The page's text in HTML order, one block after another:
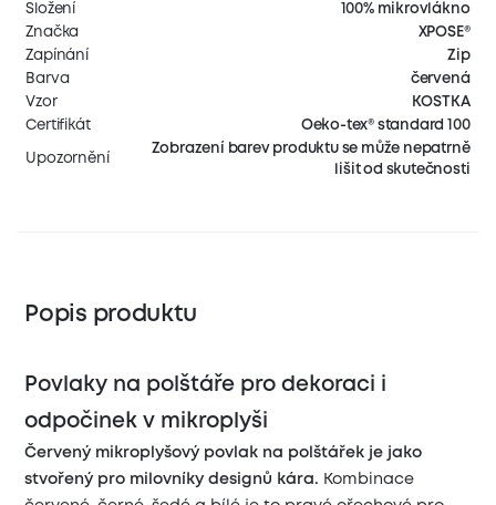
Složení
100% mikrovlákno
Značka
XPOSE®
Zapínání
Zip
Barva
červená
Vzor
KOSTKA
Certifikát
Oeko-tex® standard 100
Upozornění
Zobrazení barev produktu se může nepatrně
lišit od skutečnosti
Popis produktu
Povlaky na polštáře pro dekoraci i
odpočinek v mikroplyši
Červený mikroplyšový povlak na polštářek je jako
stvořený pro milovníky designů kára. Kombinace